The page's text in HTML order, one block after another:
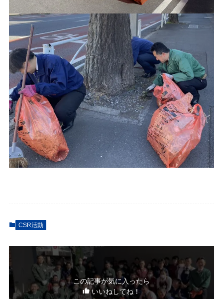
CSR活動
この記事が気に入ったら
いいねしてね！